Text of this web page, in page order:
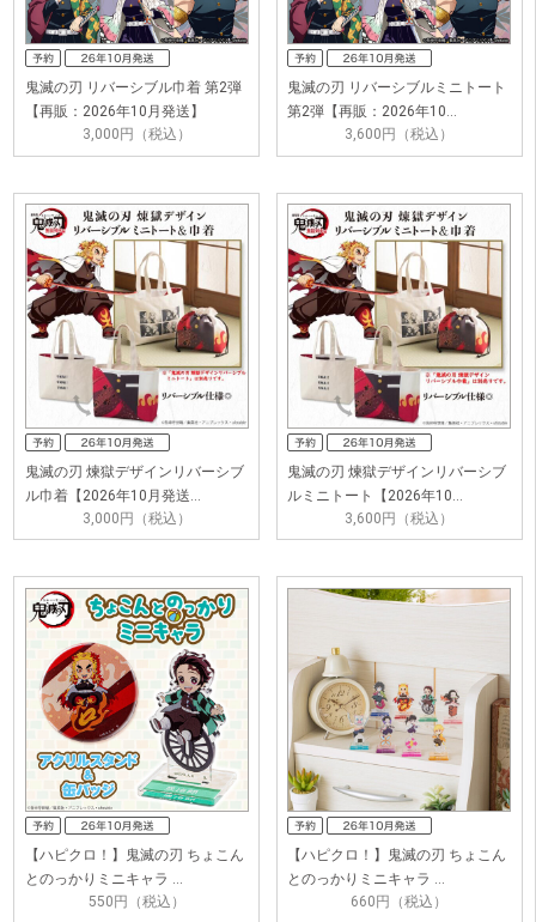
鬼滅の刃 リバーシブル巾着 第2弾
【再販：2026年10月発送】
3,000円（税込）
鬼滅の刃 リバーシブルミニトート
第2弾【再販：2026年10…
3,600円（税込）
鬼滅の刃 煉獄デザインリバーシブ
ル巾着【2026年10月発送…
3,000円（税込）
鬼滅の刃 煉獄デザインリバーシブ
ルミニトート【2026年10…
3,600円（税込）
【ハピクロ！】鬼滅の刃 ちょこん
とのっかりミニキャラ …
550円（税込）
【ハピクロ！】鬼滅の刃 ちょこん
とのっかりミニキャラ …
660円（税込）